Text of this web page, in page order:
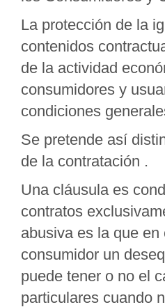
La protección de la
contenidos
de la actividad
consumidores y
condiciones
Se pretende así
de la contratación .
Una cláusula es
contratos
abusiva es la que
consumidor un
puede tener o no el
particulares cuando